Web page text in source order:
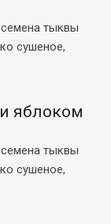
тыквы
сушеное,
яблоком
тыквы
сушеное,